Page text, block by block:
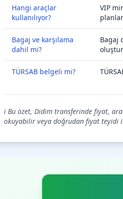
Hangi araçlar
kullanılıyor?
VIP
Bagaj ve karşılama
dahil mi?
Bagaj
TÜRSAB belgeli mi?
ℹ️ Bu özet, Didim transferinde fiyat,
okuyabilir veya doğrudan fiyat teyidi